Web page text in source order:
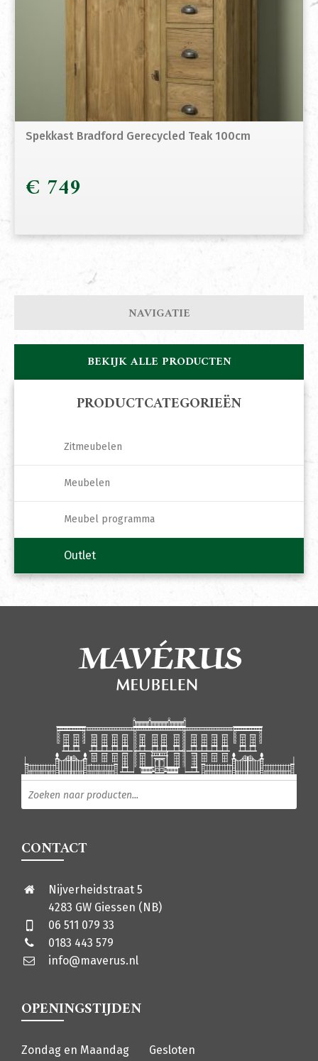
Spekkast Bradford Gerecycled Teak 100cm
€ 749
NAVIGATIE
BEKIJK ALLE PRODUCTEN
PRODUCTCATEGORIEËN
Zitmeubelen
Meubelen
Meubel programma
Outlet
CONTACT
Nijverheidstraat 5
4283 GW Giessen (NB)
06 511 079 33
0183 443 579
info@maverus.nl
OPENINGSTIJDEN
Zondag en Maandag Gesloten